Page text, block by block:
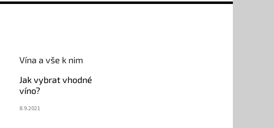
Vína a vše k nim
Jak vybrat vhodné
víno?
8.9.2021